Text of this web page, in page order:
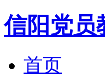
信阳党员
首页